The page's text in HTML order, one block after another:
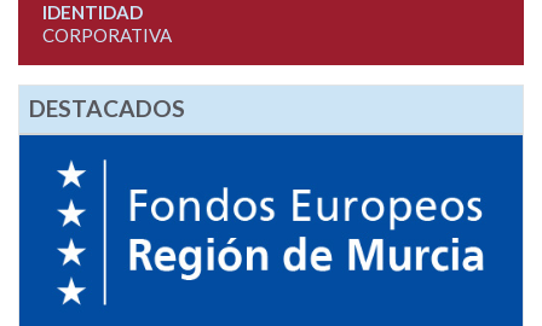
IDENTIDAD
CORPORATIVA
DESTACADOS